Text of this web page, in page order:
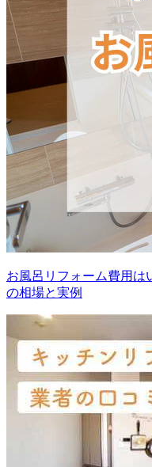
お風呂リフォーム費用は
の相場と実例